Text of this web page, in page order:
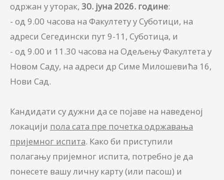
одржан у уторак, 30. јуна 2026. године:
- од 9.00 часова на Факултету у Суботици, на
адреси Сегедински пут 9-11, Суботица, и
- од 9.00 и 11.30 часова на Одељењу Факултета у
Новом Саду, на адреси др Симе Милошевића 16,
Нови Сад.
Кандидати су дужни да се појаве на наведеној
локацији пола сата пре почетка одржавања
пријемног испита. Како би приступили
полагању пријемног испита, потребно је да
понесете вашу личну карту (или пасош) и